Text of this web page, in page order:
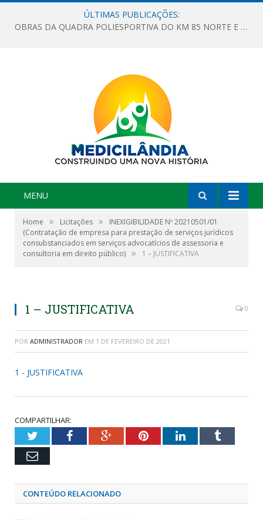
ÚLTIMAS PUBLICAÇÕES:
OBRAS DA QUADRA POLIESPORTIVA DO KM 85 NORTE E DA ESCOLA GASPAR VIANA AVANÇAM
MENU
Home » Licitações »
INEXIGIBILIDADE Nº 20210501/01
(Contratação de empresa para prestação de serviços jurídicos
consubstanciados em serviços advocatícios de assessoria e
consultoria em direito público) » 1 – JUSTIFICATIVA
1 – JUSTIFICATIVA 0
POR ADMINISTRADOR EM 1 DE FEVEREIRO DE 2021
1 - JUSTIFICATIVA
COMPARTILHAR:
TwitterFacebookGoogle+PinterestLinkedInTumblr
Email
CONTEÚDO RELACIONADO